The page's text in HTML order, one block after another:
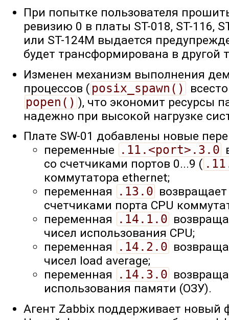
При попытке пользователя
ревизию 0 в платы ST-018, ST-116,
или ST-124M выдается
будет трансформирована в другой
Изменен механизм выполнения
процессов ( posix_spawn()
popen() ), что экономит ресурсы
надежно при высокой нагрузке
Плате SW-01 добавлены новые
переменные
.11.<port>.3.0
со счетчиками портов 0...9 (
коммутатора ethernet;
переменная
.13.0
счетчиками порта CPU
переменная
.14.1.0
чисел использования CPU;
переменная
.14.2.0
чисел load average;
переменная
.14.3.0
использования памяти (ОЗУ).
Агент Zabbix поддерживает